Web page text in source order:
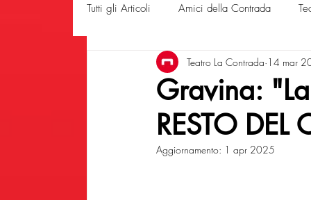
Tutti gli Articoli Amici della Contrada
Eventi speciali Produzioni
Gravina:
RESTO
Teatro La Contrada 14 mar
Aggiornamento: 1 apr 2025